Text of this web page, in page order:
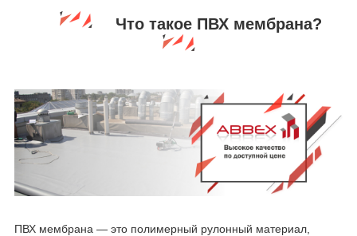
Что такое ПВХ мембрана?
ПВХ мембрана — это полимерный рулонный материал,